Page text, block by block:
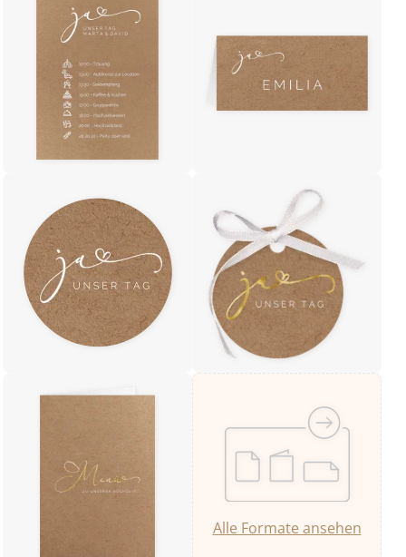
Alle Formate ansehen